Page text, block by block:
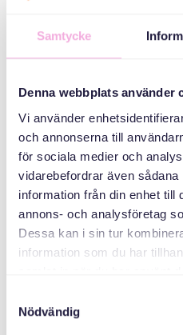
Samtycke
Denna webbplats använder
Vi använder
och annonserna till
för sociala medier och
vidarebefordrar även
information från din enhet till
annons- och analysföretag
Dessa kan i sin tur
information som du har
Nödvändig